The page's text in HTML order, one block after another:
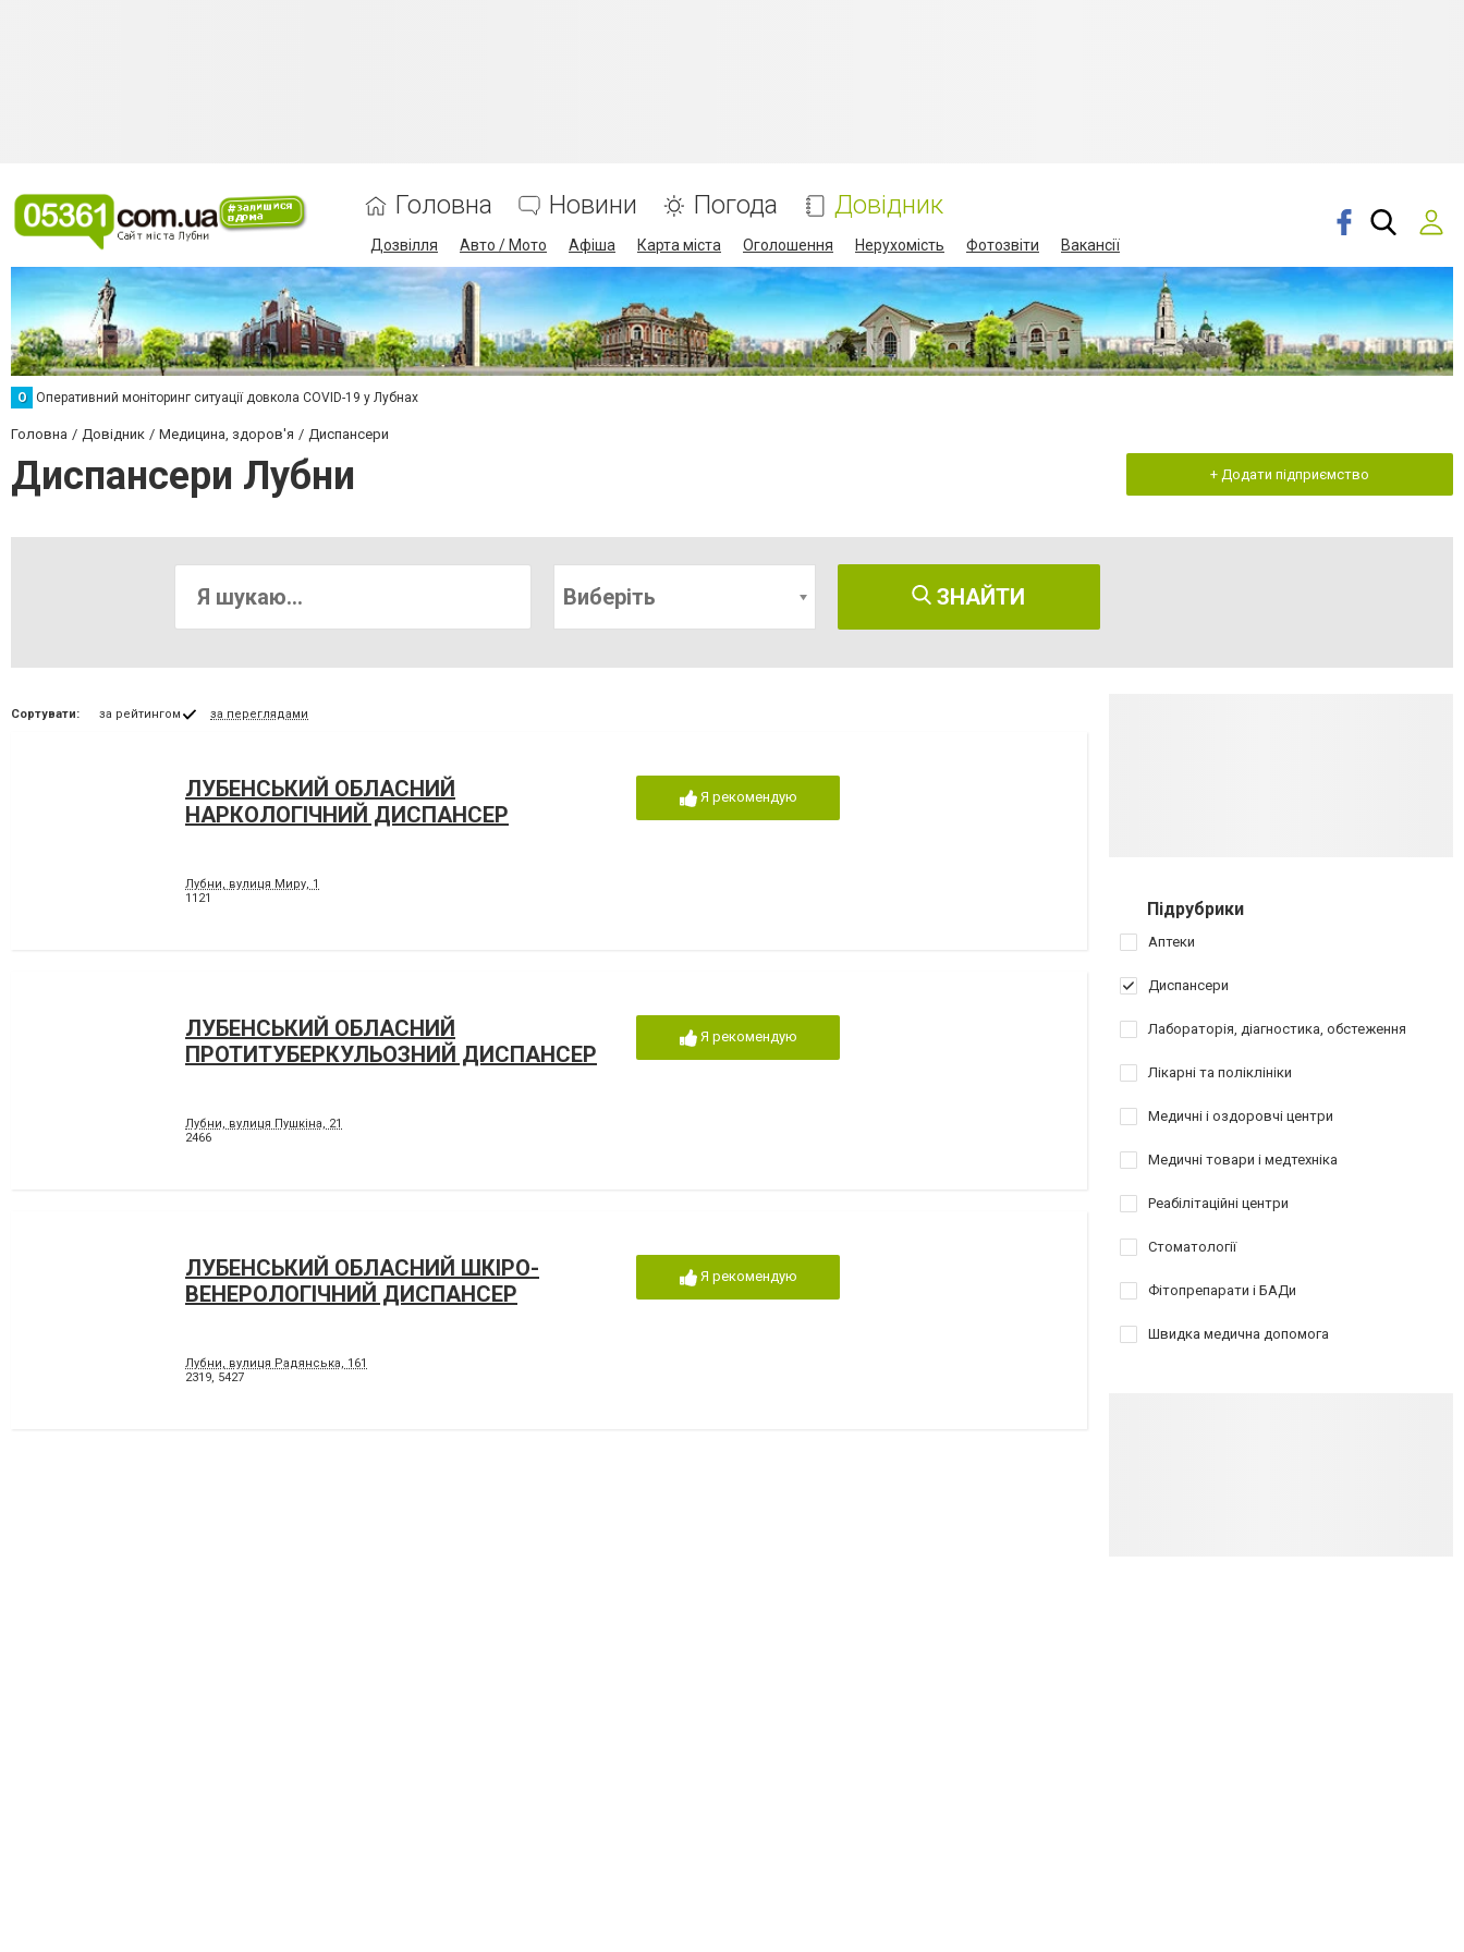
Головна Новини Погода Довідник
Дозвілля Авто / Мото Афіша Карта міста Оголошення Нерухомість Фотозвіти Вакансії
О Оперативний моніторинг ситуації довкола COVID-19 у Лубнах
Головна Довідник Медицина, здоров'я Диспансери
Диспансери Лубни + Додати підприємство
Виберіть ЗНАЙТИ
Сортувати: за рейтингом за переглядами
ЛУБЕНСЬКИЙ ОБЛАСНИЙ
НАРКОЛОГІЧНИЙ ДИСПАНСЕР
Лубни, вулиця Миру, 1
1121
Я рекомендую
ЛУБЕНСЬКИЙ ОБЛАСНИЙ
ПРОТИТУБЕРКУЛЬОЗНИЙ ДИСПАНСЕР
Лубни, вулиця Пушкіна, 21
2466
Я рекомендую
ЛУБЕНСЬКИЙ ОБЛАСНИЙ ШКІРО-
ВЕНЕРОЛОГІЧНИЙ ДИСПАНСЕР
Лубни, вулиця Радянська, 161
2319, 5427
Я рекомендую
Підрубрики
Аптеки
Диспансери
Лабораторія, діагностика, обстеження
Лікарні та поліклініки
Медичні і оздоровчі центри
Медичні товари і медтехніка
Реабілітаційні центри
Стоматології
Фітопрепарати і БАДи
Швидка медична допомога